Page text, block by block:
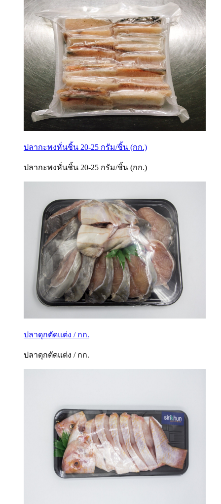
ปลากะพงหั่นชิ้น 20-25 กรัม/ชิ้น (กก.)
ปลากะพงหั่นชิ้น 20-25 กรัม/ชิ้น (กก.)
ปลาดุกตัดแต่ง / กก.
ปลาดุกตัดแต่ง / กก.